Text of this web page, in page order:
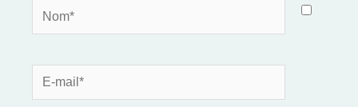
Nom*
E-
mail*